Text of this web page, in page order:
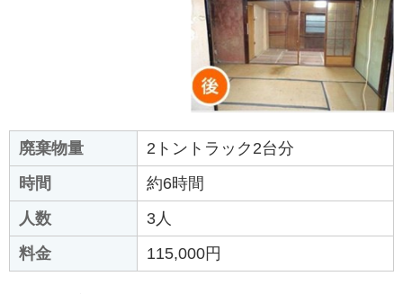
廃棄物量
2トントラック2台分
時間
約6時間
人数
3人
料金
115,000円